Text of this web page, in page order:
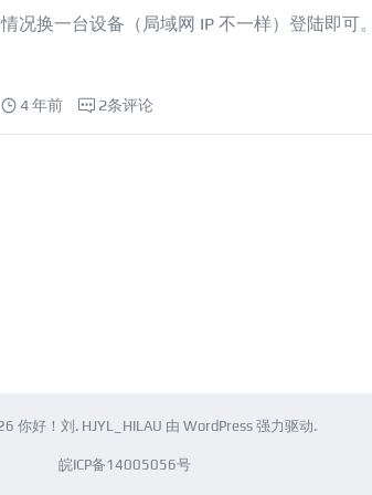
况换一台设备（局域网 IP 不一样）登陆即可
4 年前 2条评论
你好！刘 . HJYL_HILAU 由 WordPress强力驱动.
皖ICP备14005056号